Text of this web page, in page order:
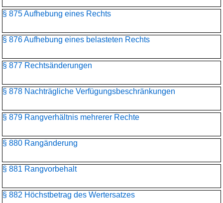
§ 875 Aufhebung eines Rechts
§ 876 Aufhebung eines belasteten Rechts
§ 877 Rechtsänderungen
§ 878 Nachträgliche Verfügungsbeschränkungen
§ 879 Rangverhältnis mehrerer Rechte
§ 880 Rangänderung
§ 881 Rangvorbehalt
§ 882 Höchstbetrag des Wertersatzes